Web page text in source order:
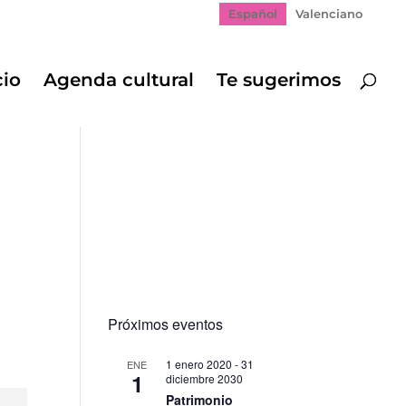
Español Valenciano
Agenda cultural Te sugerimos
Próximos eventos
ENE
1
1 enero 2020 -31
diciembre 2030
Patrimonio